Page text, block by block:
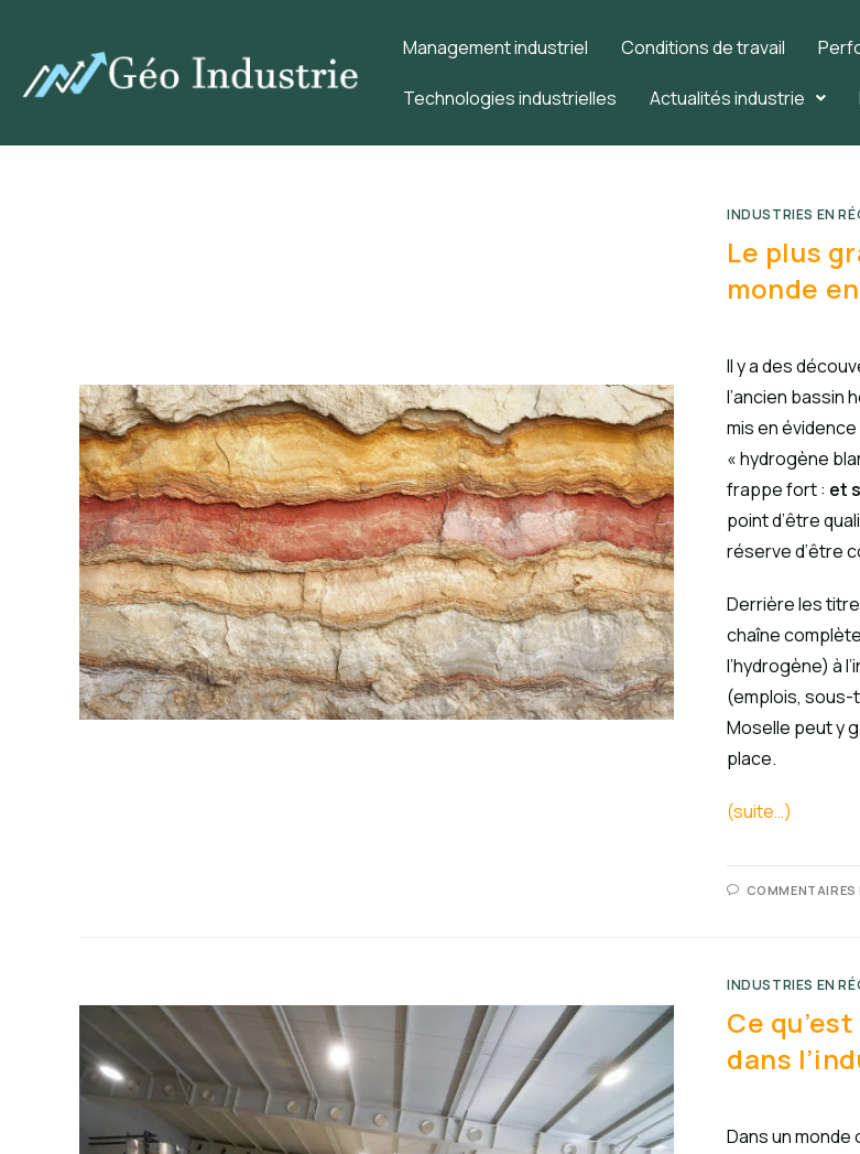
Management industriel Conditions de travail
Technologies industrielles Actualités industrie
INDUSTRIES EN
Le plus
monde
Il y a des
l’ancien bassin
mis en
« hydrogène
frappe fort : et
point d’être
réserve d’être
Derrière les
chaîne
l’hydrogène) à
(emplois, sous-
Moselle peut y
place.
(suite…)
COMMENTAIRES
INDUSTRIES EN
Ce
dans
Dans un monde